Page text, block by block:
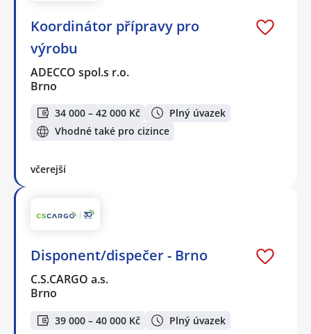
Koordinátor přípravy pro
výrobu
ADECCO spol.s r.o.
Brno
34 000 – 42 000 Kč
Plný úvazek
Vhodné také pro cizince
včerejší
Disponent/dispečer - Brno
C.S.CARGO a.s.
Brno
39 000 – 40 000 Kč Plný úvazek